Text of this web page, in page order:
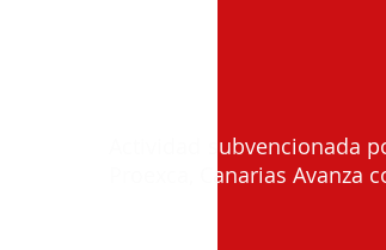
Actividad subvencionada
Proexca, Canarias Avanza